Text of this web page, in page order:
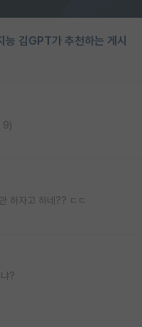
능 김GPT가 추천하는 게시
9)
하자고 하네?? ㄷㄷ
?